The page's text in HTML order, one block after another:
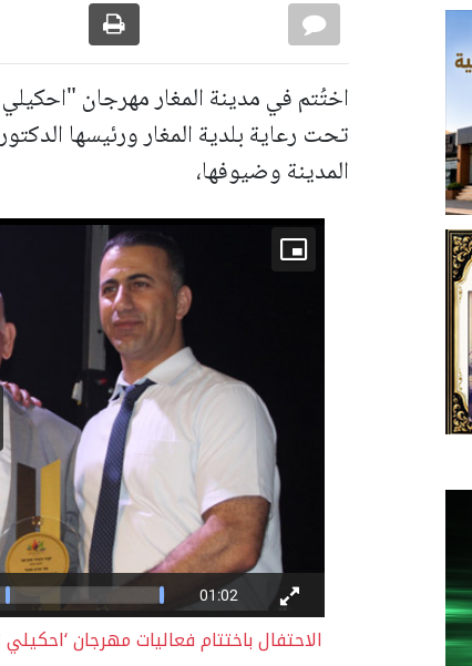
اختُتم في مدينة المغار مهرجان "احكيلي
تحت رعاية بلدية المغار ورئيسها
المدينة وضيوفها،
الاحتفال باختتام فعاليات مهرجان